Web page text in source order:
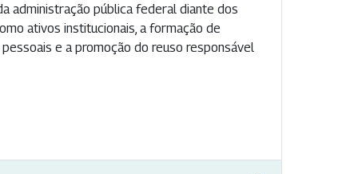
administração pública federal diante dos
ativos institucionais, a formação de
e a promoção do reuso responsável